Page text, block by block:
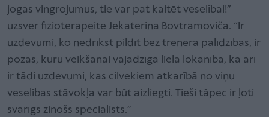
jogas vingrojumus, tie var pat kaitēt veselībai!”
uzsver fizioterapeite Jekaterina Bovtramoviča. “Ir
uzdevumi, ko nedrīkst pildīt bez trenera palīdzības, ir
pozas, kuru veikšanai vajadzīga liela lokanība, kā arī
ir tādi uzdevumi, kas cilvēkiem atkarībā no viņu
veselības stāvokļa var būt aizliegti. Tieši tāpēc ir ļoti
svarīgs zinošs speciālists.”